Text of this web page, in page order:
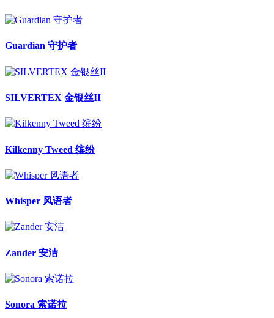
Guardian 守护者
SILVERTEX 金银丝II
Kilkenny Tweed 缤纷
Whisper 风语者
Zander 安洁
Sonora 索诺拉